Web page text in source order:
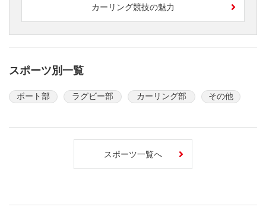
カーリング競技の魅力
スポーツ別一覧
ボート部 ラグビー部 カーリング部 その他
スポーツ一覧へ